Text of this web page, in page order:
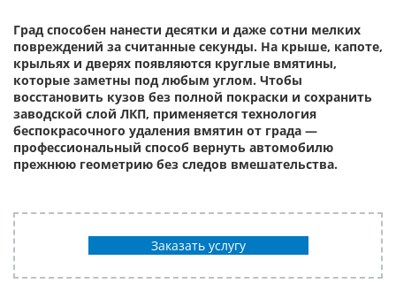
Град способен нанести десятки и даже сотни мелких
повреждений за считанные секунды. На крыше, капоте,
крыльях и дверях появляются круглые вмятины,
которые заметны под любым углом. Чтобы
восстановить кузов без полной покраски и сохранить
заводской слой ЛКП, применяется технология
беспокрасочного удаления вмятин от града —
профессиональный способ вернуть автомобилю
прежнюю геометрию без следов вмешательства.
Заказать услугу